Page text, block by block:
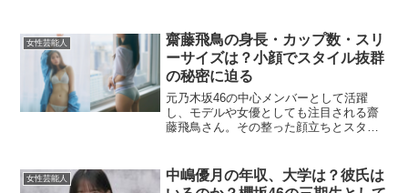
ません。ここでは、彼女の最新の恋愛事
情と歴代の彼氏につい...
女性芸能人
齋藤飛鳥の身長・カップ数・スリ
ーサイズは？小顔でスタイル抜群
の秘密に迫る
元乃木坂46の中心メンバーとして活躍
し、モデルや女優としても注目される齋
藤飛鳥さん。その整った顔立ちとスタイ
数、スリーサイズについて詳しく掘り下
げていきます。さらに、ス...
女性芸能人
中嶋優月の年収、大学は？彼氏は